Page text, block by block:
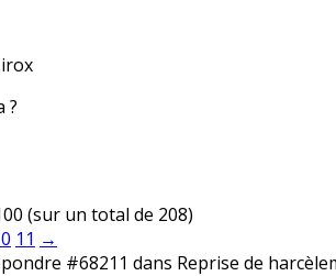
?
(sur un total de 208)
11 →
#68211 dans Reprise de